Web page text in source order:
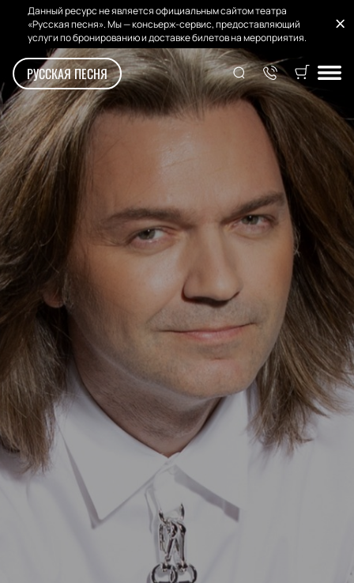
Данный ресурс не является официальным сайтом театра
«Русская песня». Мы — консьерж-сервис, предоставляющий
услуги по бронированию и доставке билетов на мероприятия.
РУССКАЯ ПЕСНЯ